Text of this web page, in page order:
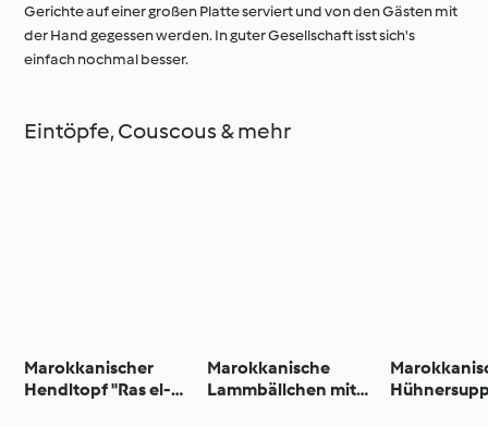
Gerichte auf einer großen Platte serviert und von den Gästen mit
der Hand gegessen werden. In guter Gesellschaft isst sich's
einfach nochmal besser.
Eintöpfe, Couscous & mehr
Marokkanischer
Hendltopf "Ras el-
Marokkanische
Lammbällchen mit